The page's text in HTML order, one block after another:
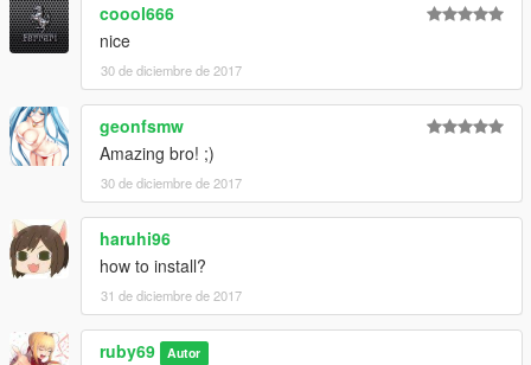
coool666
nice
30 de diciembre de 2017
geonfsmw
Amazing bro! ;)
30 de diciembre de 2017
haruhi96
how to install?
31 de diciembre de 2017
ruby69 Autor